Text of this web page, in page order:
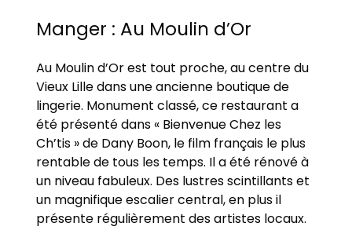
Manger : Au Moulin d’Or
Au Moulin d’Or est tout proche, au centre du
Vieux Lille dans une ancienne boutique de
lingerie. Monument classé, ce restaurant a
été présenté dans « Bienvenue Chez les
Ch’tis » de Dany Boon, le film français le plus
rentable de tous les temps. Il a été rénové à
un niveau fabuleux. Des lustres scintillants et
un magnifique escalier central, en plus il
présente régulièrement des artistes locaux.